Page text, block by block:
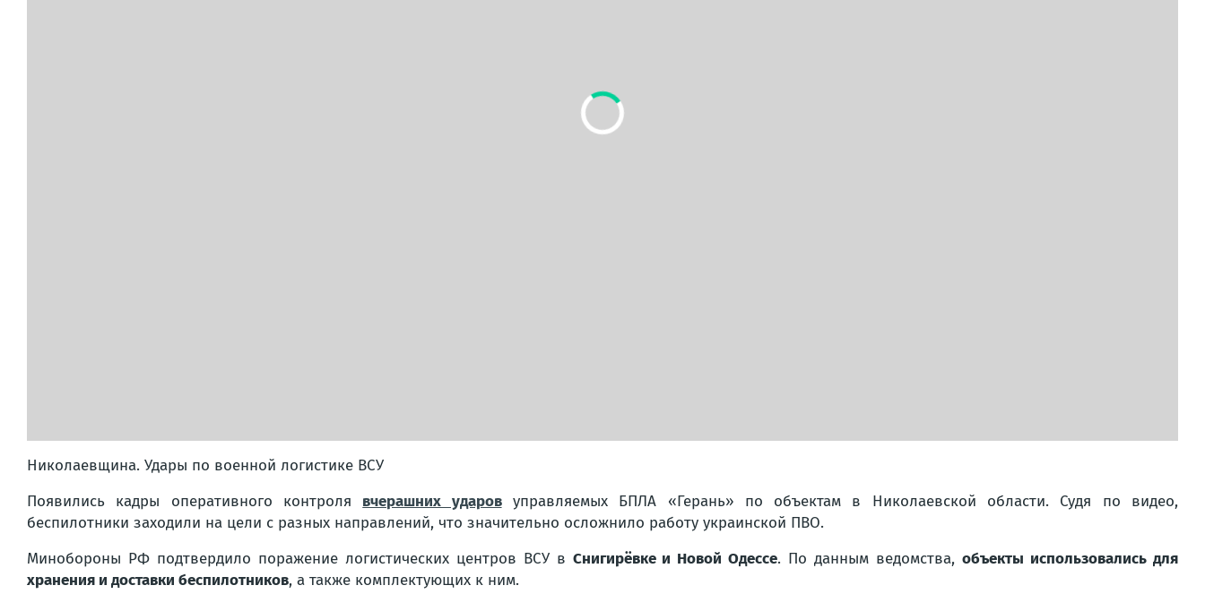
Николаевщина. Удары по военной логистике ВСУ
Появились кадры оперативного контроля вчерашних ударовуправляемых БПЛА «Герань» по объектам в Николаевской области. Судя по видео,
беспилотники заходили на цели с разных направлений, что значительно осложнило работу украинской ПВО.
Минобороны РФ подтвердило поражение логистических центров ВСУ в Снигирёвке и Новой Одессе. По данным ведомства,объекты использовались для
хранения и доставки беспилотников, а также комплектующих к ним.